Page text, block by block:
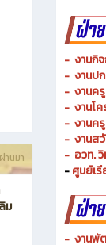
- งานก
- งานพั
การ
- งานกิ
- งานป
- งานค
-งานโ
-งานส
-อวท.
- ศูนย์เ